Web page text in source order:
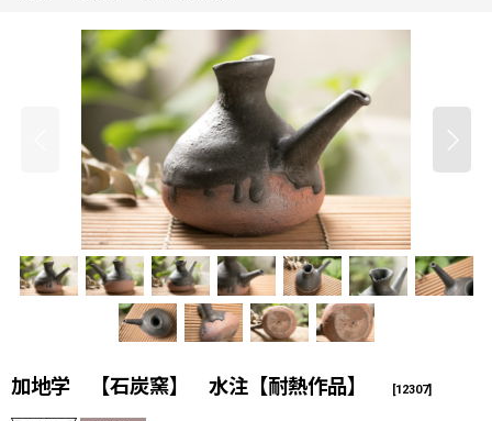
加地学 【石炭窯】 水注【耐熱作品】 [12307]